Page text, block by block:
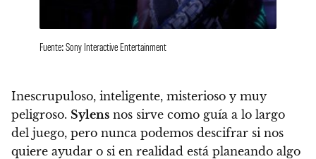
Fuente: Sony Interactive Entertainment
Inescrupuloso, inteligente, misterioso y muy
peligroso. Sylens nos sirve como guía a lo largo
del juego, pero nunca podemos descifrar si nos
quiere ayudar o si en realidad está planeando algo